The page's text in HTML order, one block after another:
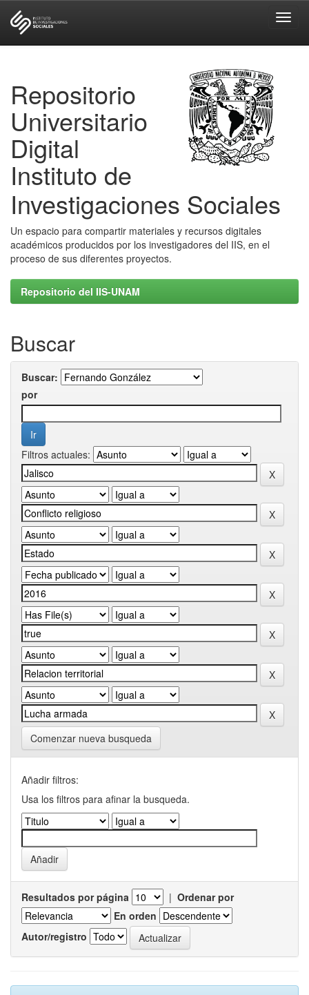
Repositorio
Universitario
Digital
Instituto de
Investigaciones Sociales
Un espacio para compartir materiales y recursos digitales
académicos producidos por los investigadores del IIS, en el
proceso de sus diferentes proyectos.
Repositorio del IIS-UNAM
Buscar
Buscar:
por
Filtros actuales:
Comenzar nueva busqueda
Añadir filtros:
Usa los filtros para afinar la busqueda.
Resultados por página | Ordenar por
En orden
Autor/registro